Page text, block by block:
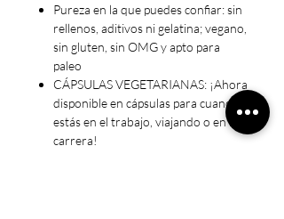
Pureza en la que puedes confiar: sin
rellenos, aditivos ni gelatina; vegano,
sin gluten, sin OMG y apto para
paleo
CÁPSULAS VEGETARIANAS: ¡Ahora
disponible en cápsulas para cuando
estás en el trabajo, viajando o en la
carrera!